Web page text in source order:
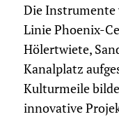
Die Instrumente
Linie Phoenix-
Hölertwiete,
Kanalplatz
Kulturmeile
innovative